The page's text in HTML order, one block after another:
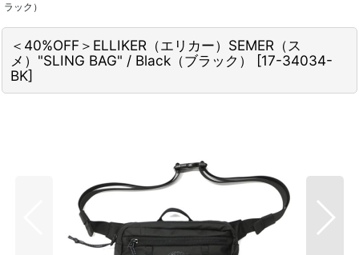
ラック）
＜40%OFF＞ELLIKER（エリカー）SEMER（ス
メ）"SLING BAG" / Black（ブラック）
[17-34034-
BK]